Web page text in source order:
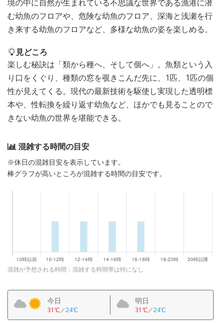
境の中に自然が生まれている不思議な世界である漁港に潜
む幼魚のフロアや、危険な幼魚のフロア、深海と浅瀬を行
き来する幼魚のフロアなど、多様な幼魚の姿を楽しめる。
見どころ
楽しむ秘訣は「類から種へ、そして個へ」。魚類という入
り口をくぐり、種類の窓を覗きこんだ先に、1匹、1匹の個
性が見えてくる。現代の最新技術を駆使し実現した透明標
本や、性転換を繰り返す幼魚など、ほかでも見ることので
きない幼魚の世界を堪能できる。
混雑する時間の目安
※休日の混雑目安を表示しています。
棒グラフが高いところが混雑する時間の目安です。
混雑が予想される時間：混雑する時間帯は特になし
今日
31℃／24℃
明日
31℃／24℃